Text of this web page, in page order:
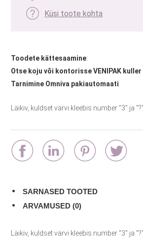
Küsi toote kohta
Toodete kättesaamine:
Otse koju või kontorisse VENIPAK kuller
Tarnimine Omniva pakiautomaati
Läikiv, kuldset värvi kleebis number "3" ja
SARNASED TOOTED
ARVAMUSED (0)
Läikiv, kuldset värvi kleebis number "3" ja